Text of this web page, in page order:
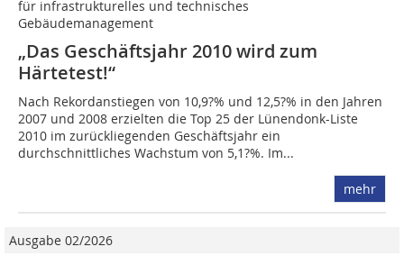
für infrastrukturelles und technisches
Gebäudemanagement
„Das Geschäftsjahr 2010 wird zum
Härtetest!“
Nach Rekordanstiegen von 10,9?% und 12,5?% in den Jahren
2007 und 2008 erzielten die Top 25 der Lünendonk-Liste
2010 im zurückliegenden Geschäftsjahr ein
durchschnittliches Wachstum von 5,1?%. Im...
mehr
Ausgabe 02/2026